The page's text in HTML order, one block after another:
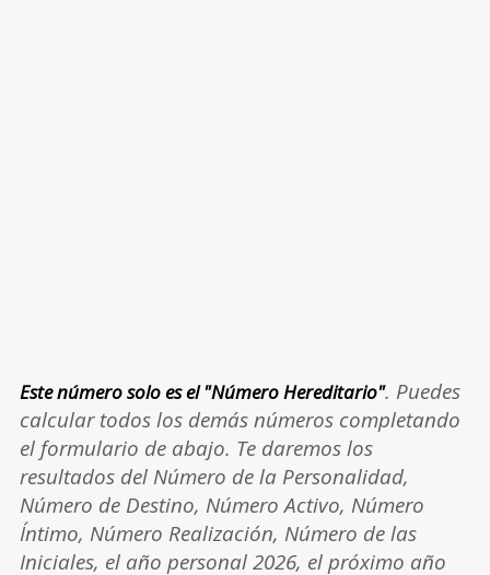
Este número solo es el "Número Hereditario". Puedes
calcular todos los demás números completando
el formulario de abajo. Te daremos los
resultados del Número de la Personalidad,
Número de Destino, Número Activo, Número
Íntimo, Número Realización, Número de las
Iniciales, el año personal 2026, el próximo año